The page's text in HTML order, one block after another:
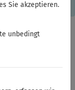
Sie akzeptieren.
unbedingt